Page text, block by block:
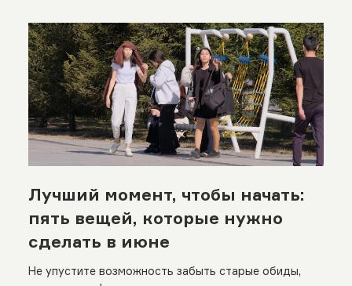
Лучший момент, чтобы начать:
пять вещей, которые нужно
сделать в июне
Не упустите возможность забыть старые обиды,